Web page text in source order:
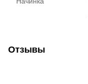
Отзывы